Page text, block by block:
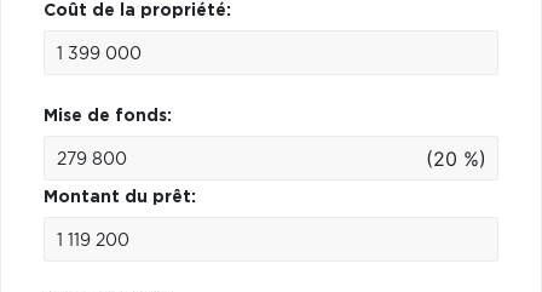
Coût de la propriété:
Mise de fonds:
(20 %)
Montant du prêt: